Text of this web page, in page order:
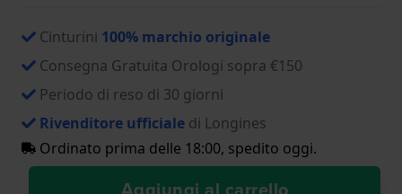
Cinturini 100% marchio originale
Consegna Gratuita Orologi sopra €150
Periodo di reso di 30 giorni
Rivenditore ufficiale di Longines
Ordinato prima delle 18:00, spedito oggi.